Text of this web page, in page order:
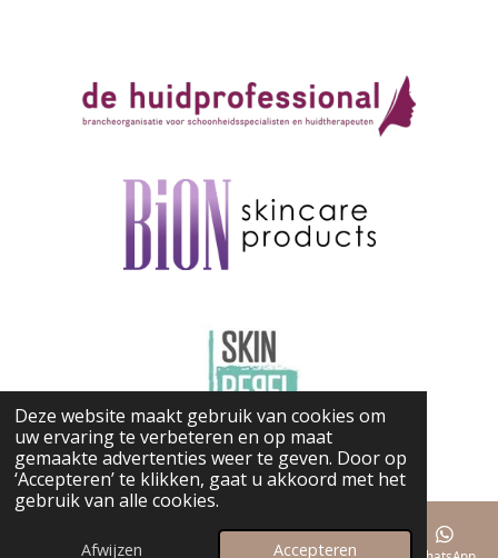
Deze website maakt gebruik van cookies om
uw ervaring te verbeteren en op maat
gemaakte advertenties weer te geven. Door op
‘Accepteren’ te klikken, gaat u akkoord met het
gebruik van alle cookies.
Afwijzen Accepteren
© 2025 Beauty By LaCay